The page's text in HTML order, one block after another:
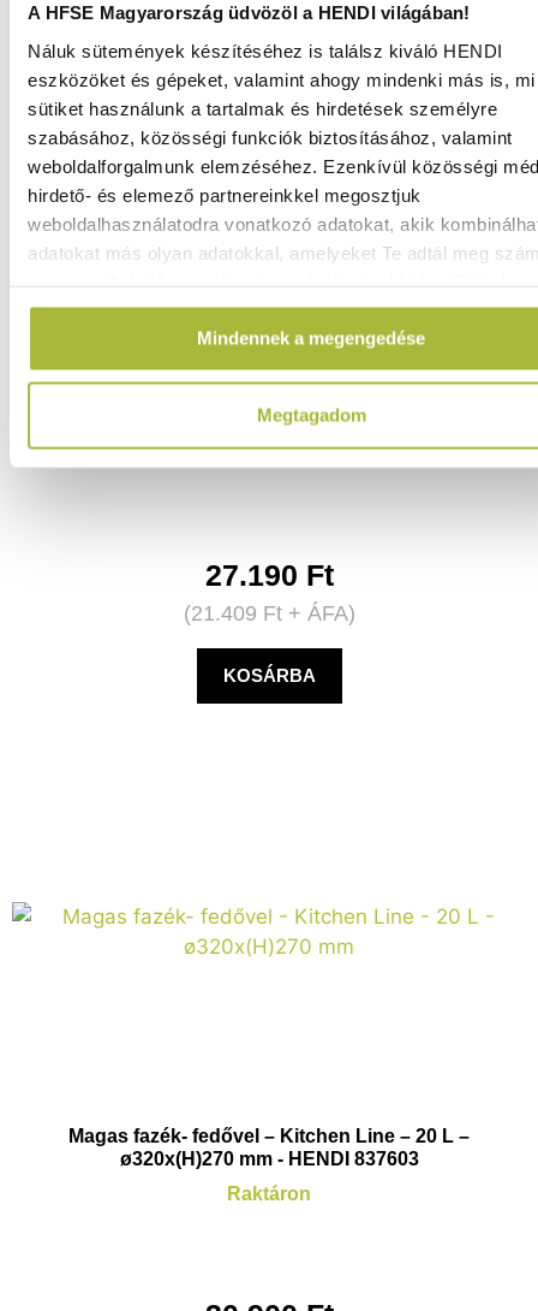
A HFSE Magyarország üdvözöl a HENDI világában!
Náluk sütemények készítéséhez is találsz kiváló HENDI
eszközöket és gépeket, valamint ahogy mindenki más is,
sütiket használunk a tartalmak és hirdetések személyre
szabásához, közösségi funkciók biztosításához, valamint
weboldalforgalmunk elemzéséhez. Ezenkívül közösségi
hirdető- és elemező partnereinkkel megosztjuk
weboldalhasználatodra vonatkozó adatokat, akik
adatokat más olyan adatokkal, amelyeket Te adtál meg
Mindennek a megengedése
Megtagadom
320x(H)270mm - HENDI 837795
Nincs raktáron
27.190 Ft
(21.409 Ft+ ÁFA)
KOSÁRBA
Magas fazék- fedővel – Kitchen Line – 20 L –
ø320x(H)270 mm - HENDI 837603
Raktáron